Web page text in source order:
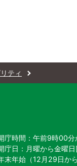
ティ
庁時間：午前9時00
庁日：月曜から金曜
末年始 （12月29日か